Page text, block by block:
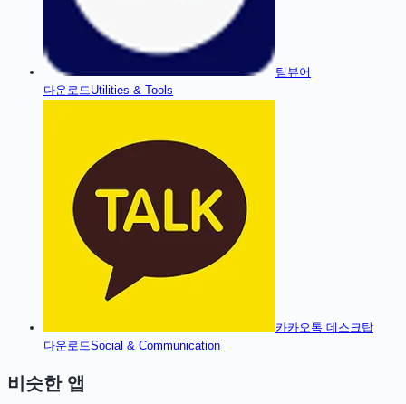
팀뷰어
다운로드 Utilities & Tools
카카오톡 데스크탑
다운로드Social & Communication
비슷한 앱